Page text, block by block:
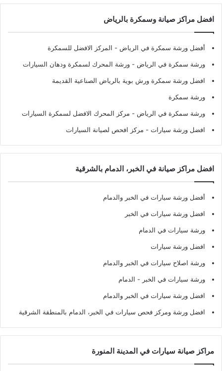
افضل مراكز صيانة وسمكرة بالرياض
أفضل ورشة سمكرة في الرياض - المركز الافضل للسمكرة
ورشة سمكرة في الرياض - ورشة المحرك لسمكرة ودهان السيارات
افضل ورشة سمكرة ورش بوية بالرياض الصناعية القديمة
ورشة سمكرة
ورشة سمكرة في الرياض - مركز المحرك الافضل لسمكرة السيارات
افضل ورشة سيارات - مركز افحص لصيانة السيارات
افضل مراكز صيانة في الخبر، الدمام بالشرقية
أفضل ورشة سيارات في الخبر والدمام
افضل ورشة سيارات في الخبر
ورشة سيارات في الدمام
افضل ورشة سيارات
ورشة اصلاح سيارات في الخبر والدمام
ورشة سيارات في الخبر - الدمام
افضل ورشة سيارات في الخبر والدمام
افضل ورشة ومركز فحص سيارات في الخبر، الدمام بالمنطقة الشرقية
مراكز صيانة سيارات في المدينة المنورة